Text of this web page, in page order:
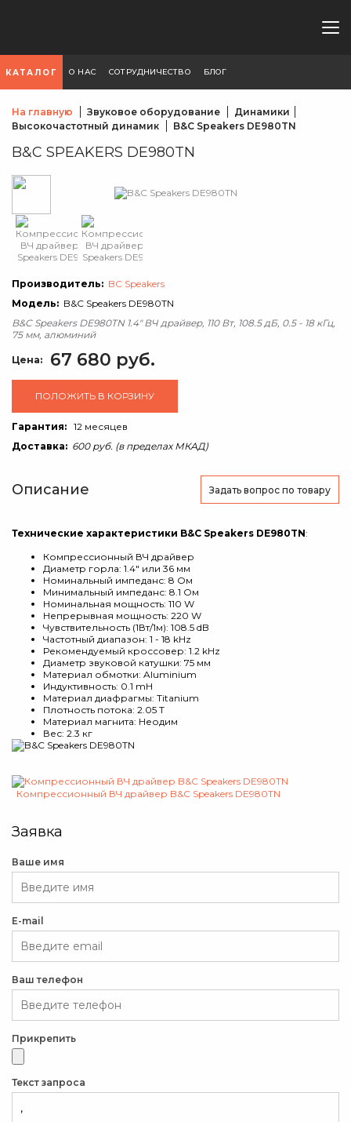
КАТАЛОГ О НАС СОТРУДНИЧЕСТВО БЛОГ
На главную Звуковое оборудование
Динамики
Высокочастотный динамик
B&C Speakers DE980TN
B&C SPEAKERS DE980TN
Производитель: BC Speakers
Модель: B&C Speakers DE980TN
B&C Speakers DE980TN 1.4" ВЧ драйвер, 110 Вт, 108.5 дБ, 0.5 - 18 кГц,
75 мм, алюминий
Цена: 67 680 руб.
ПОЛОЖИТЬ В КОРЗИНУ
Гарантия: 12 месяцев
Доставка: 600 руб. (в пределах МКАД)
Описание Задать вопрос по товару
Технические характеристики B&C Speakers DE980TN:
Компрессионный ВЧ драйвер
Диаметр горла: 1.4" или 36 мм
Номинальный импеданс: 8 Ом
Минимальный импеданс: 8.1 Ом
Номинальная мощность: 110 W
Непрерывная мощность: 220 W
Чувствительность (1Вт/1м): 108.5 dB
Частотный диапазон: 1 - 18 kHz
Рекомендуемый кроссовер: 1.2 kHz
Диаметр звуковой катушки: 75 мм
Материал обмотки: Aluminium
Индуктивность: 0.1 mH
Материал диафрагмы: Titanium
Плотность потока: 2.05 T
Материал магнита: Неодим
Вес: 2.3 кг
Компрессионный ВЧ драйвер B&C Speakers DE980TN
Заявка
Ваше имя
E-mail
Ваш телефон
Прикрепить
Текст запроса